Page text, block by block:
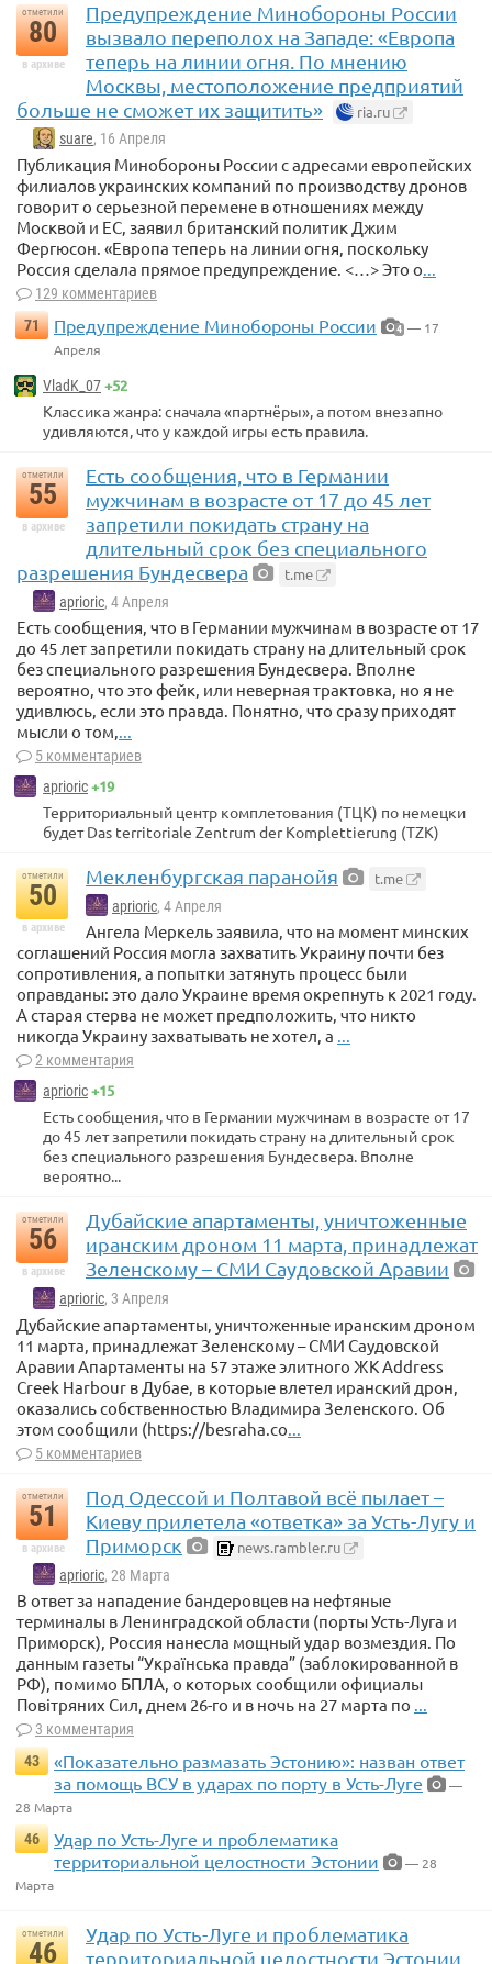
отметили
80
в архиве
Предупреждение Минобороны России
вызвало переполох на Западе: «Европа
теперь на линии огня. По мнению
Москвы, местоположение предприятий
больше не сможет их защитить»
ria.ru
suare, 16 Апреля
Публикация Минобороны России с адресами европейских
филиалов украинских компаний по производству дронов
говорит о серьезной перемене в отношениях между
Москвой и ЕС, заявил британский политик Джим
Фергюсон. «Европа теперь на линии огня, поскольку
Россия сделала прямое предупреждение. <…> Это о
129 комментариев
71
Предупреждение Минобороны России 4 — 17
Апреля
VladK_07+52
Классика жанра: сначала «партнёры», а потом внезапно
удивляются, что у каждой игры есть правила.
отметили
55
в архиве
Есть сообщения, что в Германии
мужчинам в возрасте от 17 до 45 лет
запретили покидать страну на
длительный срок без специального
разрешения Бундесвера
t.me
aprioric, 4 Апреля
Есть сообщения, что в Германии мужчинам в возрасте от 17
до 45 лет запретили покидать страну на длительный срок
без специального разрешения Бундесвера. Вполне
вероятно, что это фейк, или неверная трактовка, но я не
удивлюсь, если это правда. Понятно, что сразу приходят
мысли о том,...
5 комментариев
aprioric+19
Территориальный центр комплетования (ТЦК) по немецки
будет Das territoriale Zentrum der Komplettierung (TZK)
отметили
50
в архиве
Мекленбургская паранойя t.me
aprioric, 4 Апреля
Ангела Меркель заявила, что на момент минских
соглашений Россия могла захватить Украину почти без
сопротивления, а попытки затянуть процесс были
оправданы: это дало Украине время окрепнуть к 2021 году.
А старая стерва не может предположить, что никто
никогда Украину захватывать не хотел, а ...
2 комментария
aprioric+15
Есть сообщения, что в Германии мужчинам в возрасте от 17
до 45 лет запретили покидать страну на длительный срок
без специального разрешения Бундесвера. Вполне
вероятно...
отметили
56
в архиве
Дубайские апартаменты, уничтоженные
иранским дроном 11 марта, принадлежат
Зеленскому – СМИ Саудовской Аравии
aprioric, 3 Апреля
Дубайские апартаменты, уничтоженные иранским дроном
11 марта, принадлежат Зеленскому – СМИ Саудовской
Аравии Апартаменты на 57 этаже элитного ЖК Address
Creek Harbour в Дубае, в которые влетел иранский дрон,
оказались собственностью Владимира Зеленского. Об
этом сообщили (https://besraha.co
5 комментариев
отметили
51
в архиве
Под Одессой и Полтавой всё пылает –
Киеву прилетела «ответка» за Усть-Лугу и
Приморск
news.rambler.ru
aprioric, 28 Марта
В ответ за нападение бандеровцев на нефтяные
терминалы в Ленинградской области (порты Усть-Луга и
Приморск), Россия нанесла мощный удар возмездия. По
данным газеты “Українська правда” (заблокированной в
РФ), помимо БПЛА, о которых сообщили официалы
Повiтряних Сил, днем 26-го и в ночь на 27 марта по ...
3 комментария
43
«Показательно размазать Эстонию»: назван ответ
за помощь ВСУ в ударах по порту в Усть-Луге
—
28 Марта
46
Удар по Усть-Луге и проблематика
территориальной целостности Эстонии
— 28
Марта
отметили
46
Удар по Усть-Луге и проблематика
территориальной целостности Эстонии